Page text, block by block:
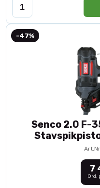
-47%
Senco 2.0 F-
7
Ord.